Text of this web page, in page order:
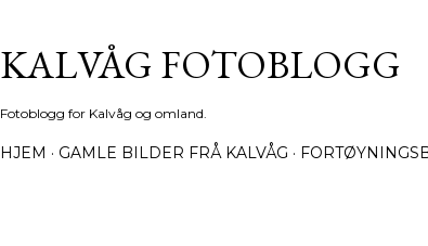
KALVÅG FOTOBLOGG
Fotoblogg for Kalvåg og omland.
HJEM GAMLE BILDER FRÅ KALVÅG